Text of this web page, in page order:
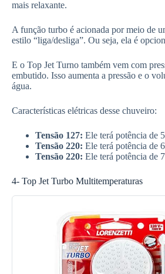
mais relaxante.
A função turbo é acionada por meio de
estilo “liga/desliga”. Ou seja, ela é
E o Top Jet Turno também vem com
embutido. Isso aumenta a pressão e o
água.
Características elétricas desse chuveiro:
Tensão 127: Ele terá potência de
Tensão 220: Ele terá potência de
Tensão 220: Ele terá potência de
4- Top Jet Turbo Multitemperaturas